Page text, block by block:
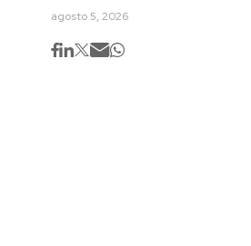
agosto 5, 2026